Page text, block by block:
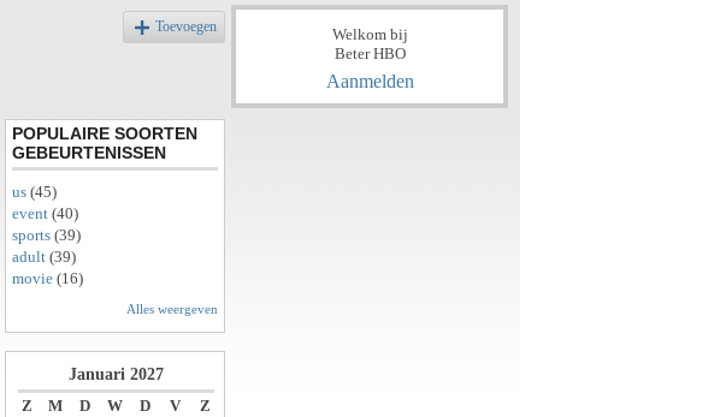
Toevoegen
POPULAIRE SOORTEN
GEBEURTENISSEN
us (45)
event (40)
sports (39)
adult (39)
movie (16)
Alles weergeven
Januari 2027
Z M D W D V
Z
Welkom bij
Beter HBO
Aanmelden